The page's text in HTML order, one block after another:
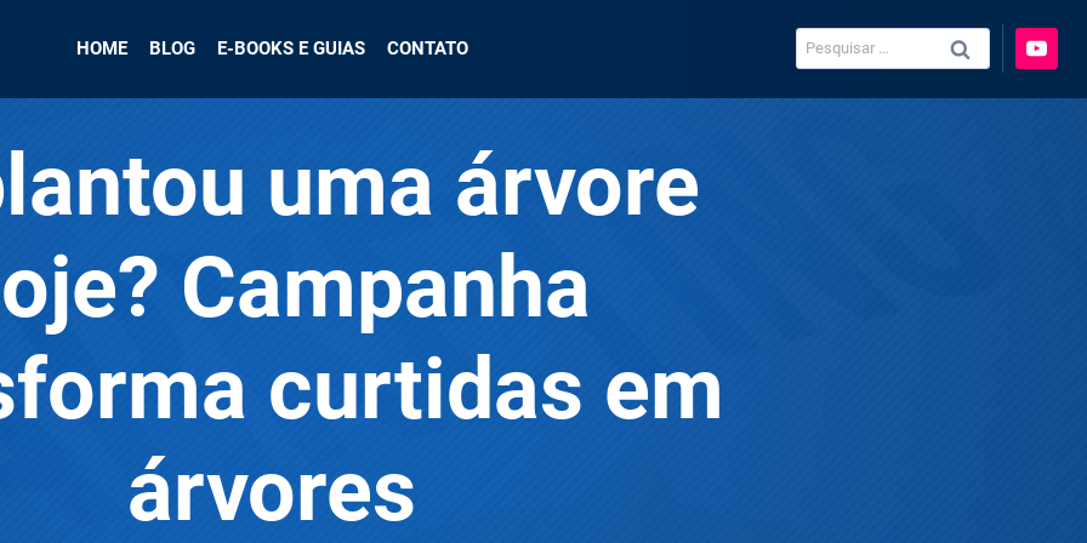
HOME BLOG E-BOOKS E GUIAS CONTATO
Pesquisar
por:
uma árvore
Campanha
curtidas em
árvores